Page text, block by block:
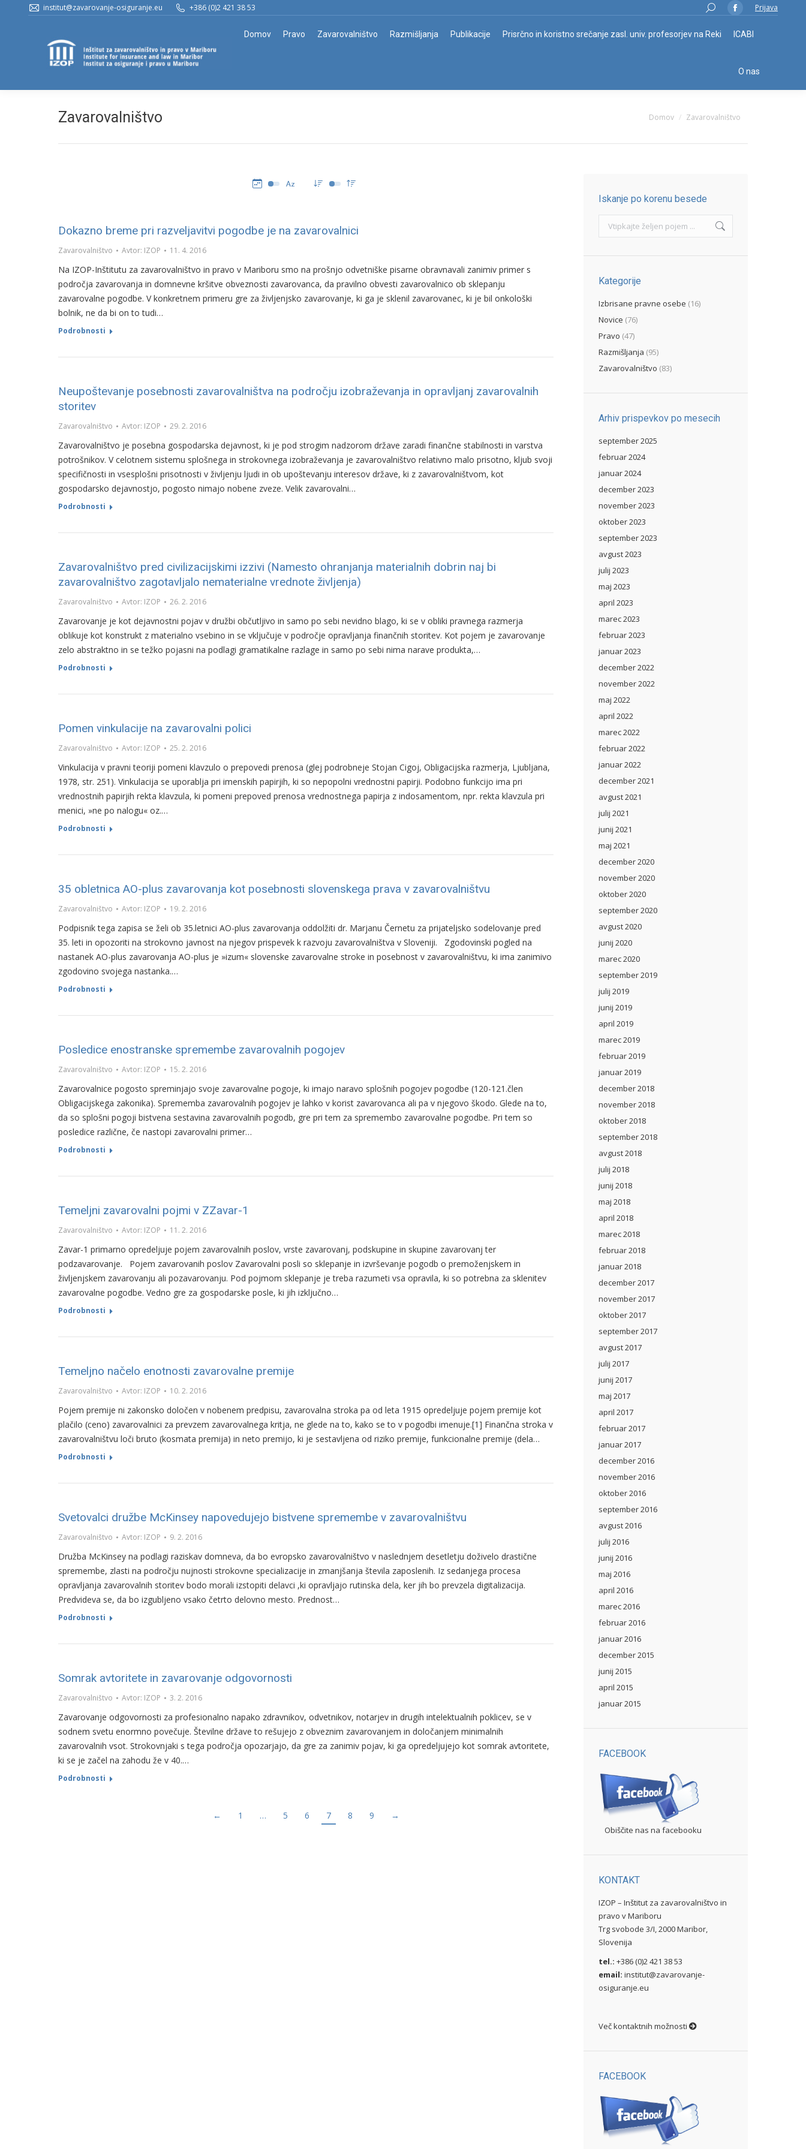
institut@zavarovanje-osiguranje.eu +386 (0)2 421 38 53 Search:
Facebook
page
new
window
Prijava
Domov Pravo Zavarovalništvo Razmišljanja Publikacije Prisrčno in koristno srečanje zasl. univ. profesorjev na Reki ICABI
O nas
Zavarovalništvo You are here:
Domov Zavarovalništvo
Dokazno breme pri razveljavitvi pogodbe je na zavarovalnici
Zavarovalništvo Avtor: IZOP 11. 4. 2016
Na IZOP-Inštitutu za zavarovalništvo in pravo v Mariboru smo na prošnjo odvetniške pisarne obravnavali zanimiv primer s
področja zavarovanja in domnevne kršitve obveznosti zavarovanca, da pravilno obvesti zavarovalnico ob sklepanju
zavarovalne pogodbe. V konkretnem primeru gre za življenjsko zavarovanje, ki ga je sklenil zavarovanec, ki je bil onkološki
bolnik, ne da bi on to tudi…
Podrobnosti
Neupoštevanje posebnosti zavarovalništva na področju izobraževanja in opravljanj zavarovalnih
storitev
Zavarovalništvo Avtor: IZOP 29. 2. 2016
Zavarovalništvo je posebna gospodarska dejavnost, ki je pod strogim nadzorom države zaradi finančne stabilnosti in varstva
potrošnikov. V celotnem sistemu splošnega in strokovnega izobraževanja je zavarovalništvo relativno malo prisotno, kljub svoji
specifičnosti in vsesplošni prisotnosti v življenju ljudi in ob upoštevanju interesov države, ki z zavarovalništvom, kot
gospodarsko dejavnostjo, pogosto nimajo nobene zveze. Velik zavarovalni…
Podrobnosti
Zavarovalništvo pred civilizacijskimi izzivi (Namesto ohranjanja materialnih dobrin naj bi
zavarovalništvo zagotavljalo nematerialne vrednote življenja)
Zavarovalništvo Avtor: IZOP 26. 2. 2016
Zavarovanje je kot dejavnostni pojav v družbi občutljivo in samo po sebi nevidno blago, ki se v obliki pravnega razmerja
oblikuje kot konstrukt z materialno vsebino in se vključuje v področje opravljanja finančnih storitev. Kot pojem je zavarovanje
zelo abstraktno in se težko pojasni na podlagi gramatikalne razlage in samo po sebi nima narave produkta,…
Podrobnosti
Pomen vinkulacije na zavarovalni polici
Zavarovalništvo Avtor: IZOP 25. 2. 2016
Vinkulacija v pravni teoriji pomeni klavzulo o prepovedi prenosa (glej podrobneje Stojan Cigoj, Obligacijska razmerja, Ljubljana,
1978, str. 251). Vinkulacija se uporablja pri imenskih papirjih, ki so nepopolni vrednostni papirji. Podobno funkcijo ima pri
vrednostnih papirjih rekta klavzula, ki pomeni prepoved prenosa vrednostnega papirja z indosamentom, npr. rekta klavzula pri
menici, »ne po nalogu« oz.…
Podrobnosti
35 obletnica AO-plus zavarovanja kot posebnosti slovenskega prava v zavarovalništvu
Zavarovalništvo Avtor: IZOP 19. 2. 2016
Podpisnik tega zapisa se želi ob 35.letnici AO-plus zavarovanja oddolžiti dr. Marjanu Černetu za prijateljsko sodelovanje pred
35. leti in opozoriti na strokovno javnost na njegov prispevek k razvoju zavarovalništva v Sloveniji. Zgodovinski pogled na
nastanek AO-plus zavarovanja AO-plus je »izum« slovenske zavarovalne stroke in posebnost v zavarovalništvu, ki ima zanimivo
zgodovino svojega nastanka.…
Podrobnosti
Posledice enostranske spremembe zavarovalnih pogojev
Zavarovalništvo Avtor: IZOP 15. 2. 2016
Zavarovalnice pogosto spreminjajo svoje zavarovalne pogoje, ki imajo naravo splošnih pogojev pogodbe (120-121.člen
Obligacijskega zakonika). Sprememba zavarovalnih pogojev je lahko v korist zavarovanca ali pa v njegovo škodo. Glede na to,
da so splošni pogoji bistvena sestavina zavarovalnih pogodb, gre pri tem za spremembo zavarovalne pogodbe. Pri tem so
posledice različne, če nastopi zavarovalni primer…
Podrobnosti
Temeljni zavarovalni pojmi v ZZavar-1
Zavarovalništvo Avtor: IZOP 11. 2. 2016
Zavar-1 primarno opredeljuje pojem zavarovalnih poslov, vrste zavarovanj, podskupine in skupine zavarovanj ter
podzavarovanje. Pojem zavarovanih poslov Zavarovalni posli so sklepanje in izvrševanje pogodb o premoženjskem in
življenjskem zavarovanju ali pozavarovanju. Pod pojmom sklepanje je treba razumeti vsa opravila, ki so potrebna za sklenitev
zavarovalne pogodbe. Vedno gre za gospodarske posle, ki jih izključno…
Podrobnosti
Temeljno načelo enotnosti zavarovalne premije
Zavarovalništvo Avtor: IZOP 10. 2. 2016
Pojem premije ni zakonsko določen v nobenem predpisu, zavarovalna stroka pa od leta 1915 opredeljuje pojem premije kot
plačilo (ceno) zavarovalnici za prevzem zavarovalnega kritja, ne glede na to, kako se to v pogodbi imenuje.[1] Finančna stroka v
zavarovalništvu loči bruto (kosmata premija) in neto premijo, ki je sestavljena od riziko premije, funkcionalne premije (dela…
Podrobnosti
Svetovalci družbe McKinsey napovedujejo bistvene spremembe v zavarovalništvu
Zavarovalništvo Avtor: IZOP 9. 2. 2016
Družba McKinsey na podlagi raziskav domneva, da bo evropsko zavarovalništvo v naslednjem desetletju doživelo drastične
spremembe, zlasti na področju nujnosti strokovne specializacije in zmanjšanja števila zaposlenih. Iz sedanjega procesa
opravljanja zavarovalnih storitev bodo morali izstopiti delavci ,ki opravljajo rutinska dela, ker jih bo prevzela digitalizacija.
Predvideva se, da bo izgubljeno vsako četrto delovno mesto. Prednost…
Podrobnosti
Somrak avtoritete in zavarovanje odgovornosti
Zavarovalništvo Avtor: IZOP 3. 2. 2016
Zavarovanje odgovornosti za profesionalno napako zdravnikov, odvetnikov, notarjev in drugih intelektualnih poklicev, se v
sodnem svetu enormno povečuje. Številne države to rešujejo z obveznim zavarovanjem in določanjem minimalnih
zavarovalnih vsot. Strokovnjaki s tega področja opozarjajo, da gre za zanimiv pojav, ki ga opredeljujejo kot somrak avtoritete,
ki se je začel na zahodu že v 40.…
Podrobnosti
← 1 … 5 6 7 8 9 →
Iskanje po korenu besede
Search:
Kategorije
Izbrisane pravne osebe (16)
Novice (76)
Pravo (47)
Razmišljanja (95)
Zavarovalništvo (83)
Arhiv prispevkov po mesecih
september 2025
februar 2024
januar 2024
december 2023
november 2023
oktober 2023
september 2023
avgust 2023
julij 2023
maj 2023
april 2023
marec 2023
februar 2023
januar 2023
december 2022
november 2022
maj 2022
april 2022
marec 2022
februar 2022
januar 2022
december 2021
avgust 2021
julij 2021
junij 2021
maj 2021
december 2020
november 2020
oktober 2020
september 2020
avgust 2020
junij 2020
marec 2020
september 2019
julij 2019
junij 2019
april 2019
marec 2019
februar 2019
januar 2019
december 2018
november 2018
oktober 2018
september 2018
avgust 2018
julij 2018
junij 2018
maj 2018
april 2018
marec 2018
februar 2018
januar 2018
december 2017
november 2017
oktober 2017
september 2017
avgust 2017
julij 2017
junij 2017
maj 2017
april 2017
februar 2017
januar 2017
december 2016
november 2016
oktober 2016
september 2016
avgust 2016
julij 2016
junij 2016
maj 2016
april 2016
marec 2016
februar 2016
januar 2016
december 2015
junij 2015
april 2015
januar 2015
FACEBOOK
Obiščite nas na facebooku
KONTAKT
IZOP – Inštitut za zavarovalništvo in
pravo v Mariboru
Trg svobode 3/I, 2000 Maribor,
Slovenija
tel.: +386 (0)2 421 38 53
email: institut@zavarovanje-
osiguranje.eu
Več kontaktnih možnosti
FACEBOOK